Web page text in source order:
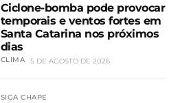
Ciclone-bomba pode provocar
temporais e ventos fortes em
Santa Catarina nos próximos
dias
CLIMA 5 DE AGOSTO DE 2026
SIGA CHAPE